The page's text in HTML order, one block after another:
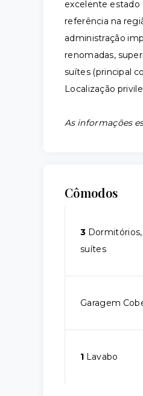
excelente estado
referência na
administração
renomadas,
suítes (principal
Localização
As informações
Cômodos
3
suítes
Garagem
1 Lavabo